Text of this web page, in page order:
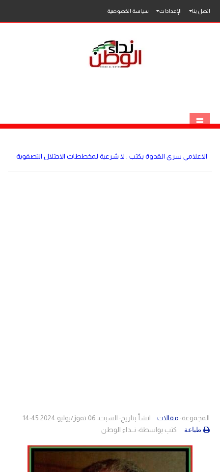
اتصل بنا الإعدادات سياسة الخصوصية
الاعلامي سري القدوة يكتب : لا شرعية لمخططات الاحتلال التصفوية
المجموعة: مقالات
انشأ بتاريخ: السبت، 06 تموز/يوليو 2024 14:45
كتب بواسطة: نــداء الوطن طباعة